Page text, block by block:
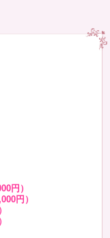
円）
円）